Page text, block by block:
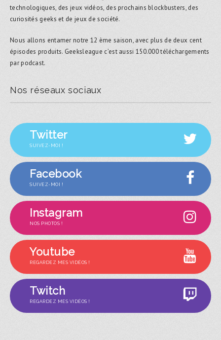
technologiques, des jeux vidéos, des prochains blockbusters, des
curiosités geeks et de jeux de société.
Nous allons entamer notre 12 ème saison, avec plus de deux cent
épisodes produits. Geeksleague c’est aussi 150.000 téléchargements
par podcast.
Nos réseaux sociaux
Twitter
SUIVEZ-MOI !
Facebook
SUIVEZ-MOI !
Instagram
NOS PHOTOS !
Youtube
REGARDEZ MES VIDÉOS !
Twitch
REGARDEZ MES VIDÉOS !